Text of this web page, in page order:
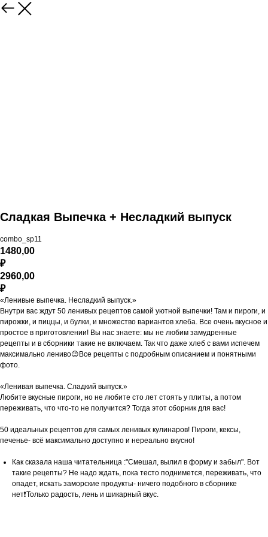
Сладкая Выпечка + Несладкий выпуск
combo_sp11
1480,00
₽
2960,00
₽
«Ленивые выпечка. Несладкий выпуск.»
Внутри вас ждут 50 ленивых рецептов самой уютной выпечки! Там и пироги, и
пирожки, и пиццы, и булки, и множество вариантов хлеба. Все очень вкусное и
простое в приготовлении! Вы нас знаете: мы не любим замудренные
рецепты и в сборники такие не включаем. Так что даже хлеб с вами испечем
максимально лениво😉Все рецепты с подробным описанием и понятными
фото.
«Ленивая выпечка. Сладкий выпуск.»
Любите вкусные пироги, но не любите сто лет стоять у плиты, а потом
переживать, что что-то не получится? Тогда этот сборник для вас!
50 идеальных рецептов для самых ленивых кулинаров! Пироги, кексы,
печенье- всё максимально доступно и нереально вкусно!
Как сказала наша читательница :"Смешал, вылил в форму и забыл". Вот
такие рецепты? Не надо ждать, пока тесто поднимется, переживать, что
опадет, искать заморские продукты- ничего подобного в сборнике
нет❗Только радость, лень и шикарный вкус.